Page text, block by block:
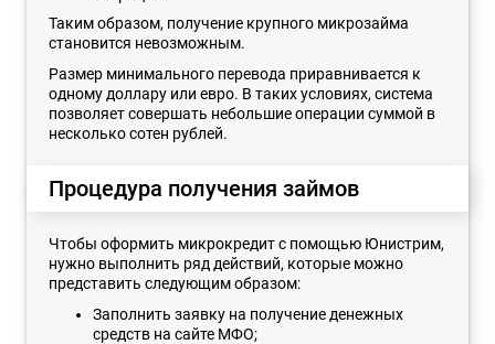
Таким образом, получение крупного микрозайма
становится невозможным.
Размер минимального перевода приравнивается к
одному доллару или евро. В таких условиях, система
позволяет совершать небольшие операции суммой в
несколько сотен рублей.
Процедура получения займов
Чтобы оформить микрокредит с помощью Юнистрим,
нужно выполнить ряд действий, которые можно
представить следующим образом:
Заполнить заявку на получение денежных
средств на сайте МФО;